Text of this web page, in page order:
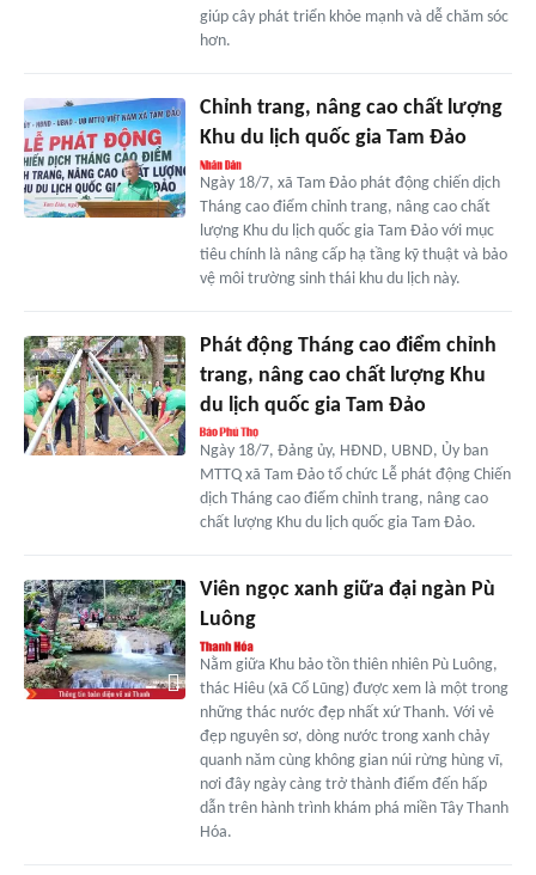
giúp cây phát triển khỏe mạnh và dễ chăm sóc
hơn.
Chỉnh trang, nâng cao chất lượng
Khu du lịch quốc gia Tam Đảo
Ngày 18/7, xã Tam Đảo phát động chiến dịch
Tháng cao điểm chỉnh trang, nâng cao chất
lượng Khu du lịch quốc gia Tam Đảo với mục
tiêu chính là nâng cấp hạ tầng kỹ thuật và bảo
vệ môi trường sinh thái khu du lịch này.
Phát động Tháng cao điểm chỉnh
trang, nâng cao chất lượng Khu
du lịch quốc gia Tam Đảo
Ngày 18/7, Đảng ủy, HĐND, UBND, Ủy ban
MTTQ xã Tam Đảo tổ chức Lễ phát động Chiến
dịch Tháng cao điểm chỉnh trang, nâng cao
chất lượng Khu du lịch quốc gia Tam Đảo.
Viên ngọc xanh giữa đại ngàn Pù
Luông
Nằm giữa Khu bảo tồn thiên nhiên Pù Luông,
thác Hiêu (xã Cổ Lũng) được xem là một trong
những thác nước đẹp nhất xứ Thanh. Với vẻ
đẹp nguyên sơ, dòng nước trong xanh chảy
quanh năm cùng không gian núi rừng hùng vĩ,
nơi đây ngày càng trở thành điểm đến hấp
dẫn trên hành trình khám phá miền Tây Thanh
Hóa.